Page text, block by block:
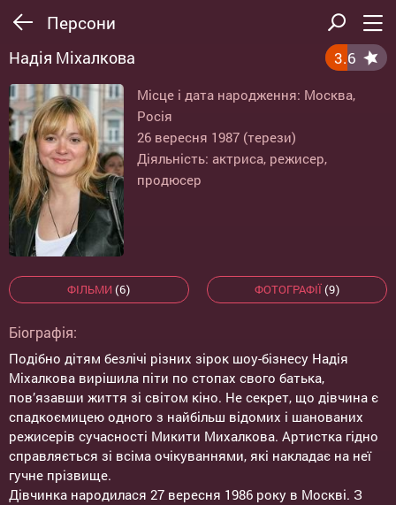
Персони
Надія Міхалкова 3.6
Місце і дата народження: Москва,
Росія
26 вересня 1987 (терези)
Діяльність: актриса, режисер,
продюсер
ФІЛЬМИ (6) ФОТОГРАФІЇ(9)
Біографія:
Подібно дітям безлічі різних зірок шоу-бізнесу Надія
Міхалкова вирішила піти по стопах свого батька,
пов’язавши життя зі світом кіно. Не секрет, що дівчина є
спадкоємицею одного з найбільш відомих і шанованих
режисерів сучасності Микити Михалкова. Артистка гідно
справляється зі всіма очікуваннями, які накладає на неї
гучне прізвище.
Дівчинка народилася 27 вересня 1986 року в Москві. З